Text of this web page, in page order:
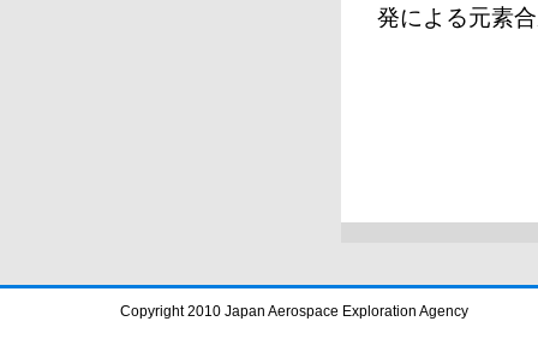
発による元素
Copyright 2010 Japan Aerospace Exploration Agency